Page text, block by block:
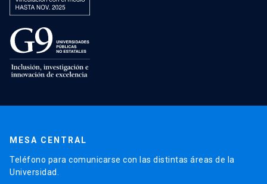
MESA CENTRAL
Teléfono para comunicarse con las distintas áreas de la
Universidad.